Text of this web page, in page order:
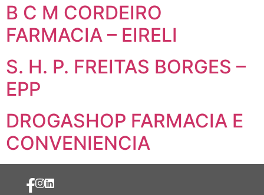
B C M CORDEIRO
FARMACIA – EIRELI
S. H. P. FREITAS BORGES –
EPP
DROGASHOP FARMACIA E
CONVENIENCIA